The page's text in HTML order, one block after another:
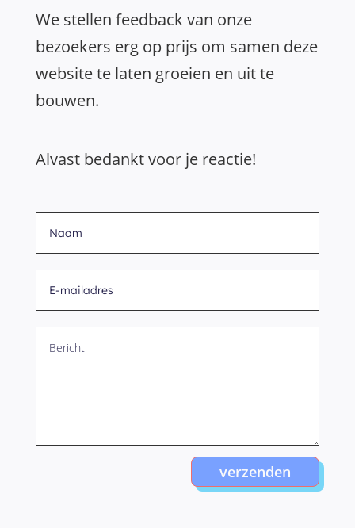
We stellen feedback van onze
bezoekers erg op prijs om samen deze
website te laten groeien en uit te
bouwen.
Alvast bedankt voor je reactie!
verzenden